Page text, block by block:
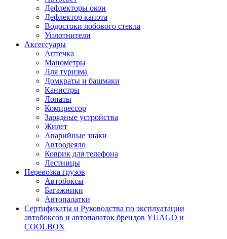
Дефлекторы окон
Дефлектор капота
Водостоки лобового стекла
Уплотнители
Аксессуары
Аптечка
Манометры
Для туризма
Домкраты и башмаки
Канистры
Лопаты
Компрессор
Зарядные устройства
Жилет
Аварийные знаки
Автоодеяло
Коврик для телефона
Лестницы
Перевозка грузов
Автобоксы
Багажники
Автопалатки
Сертификаты и Руководства по эксплуатации
автобоксов и автопалаток брендов YUAGO и
COOLBOX